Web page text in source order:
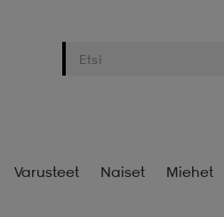
Varusteet Naiset Miehet